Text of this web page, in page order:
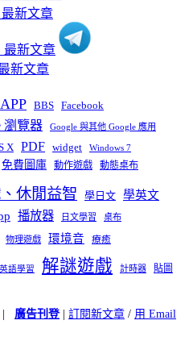
APP BBS Facebook
瀏覽器 Google 與其他 Google 應用
X PDF widget Windows 7
免費圖庫 動作遊戲 動態桌布
休閒益智 學日文 學英文
播放器 日文學習 桌布
物理遊戲 環境音 療癒
英語學習 解謎遊戲 計時器
貼圖
| 廣告刊登| 訂閱新文章 / 用 Email